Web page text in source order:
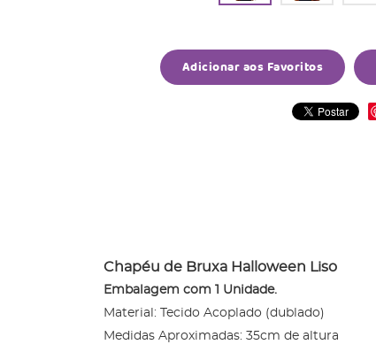
Adicionar aos Favoritos
Chapéu de Bruxa Halloween Liso
Embalagem com 1 Unidade.
Material: Tecido Acoplado (dublado)
Medidas Aproximadas: 35cm de altura